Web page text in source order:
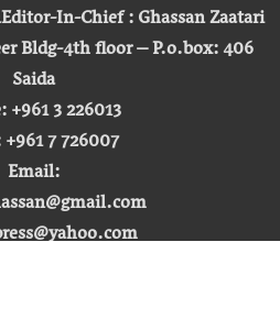
In-Chief : Ghassan Zaatari
Bldg-4th floor – P.o.box: 406
Saida
+961 3 226013
7 726007
Email: